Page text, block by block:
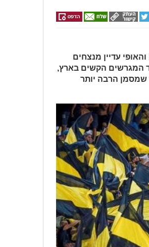
עדיין מנצחים
המגרשים הקשים בארץ,
שמסמן הרבה יותר